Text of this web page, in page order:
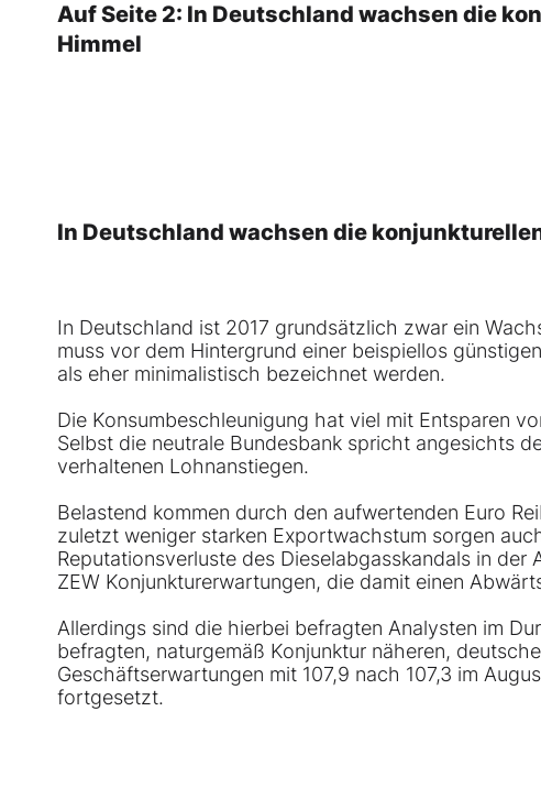
Auf Seite 2: In Deutschland wachsen die
Himmel
In Deutschland wachsen die
In Deutschland ist 2017 grundsätzlich zwar ein
muss vor dem Hintergrund einer beispiellos
als eher minimalistisch bezeichnet werden.
Die Konsumbeschleunigung hat viel mit Entsparen
Selbst die neutrale Bundesbank spricht angesichts
verhaltenen Lohnanstiegen.
Belastend kommen durch den aufwertenden Euro
zuletzt weniger starken Exportwachstum sorgen
Reputationsverluste des Dieselabgasskandals in
ZEW Konjunkturerwartungen, die damit einen
Allerdings sind die hierbei befragten Analysten im
befragten, naturgemäß Konjunktur näheren,
Geschäftserwartungen mit 107,9 nach 107,3 im
fortgesetzt.